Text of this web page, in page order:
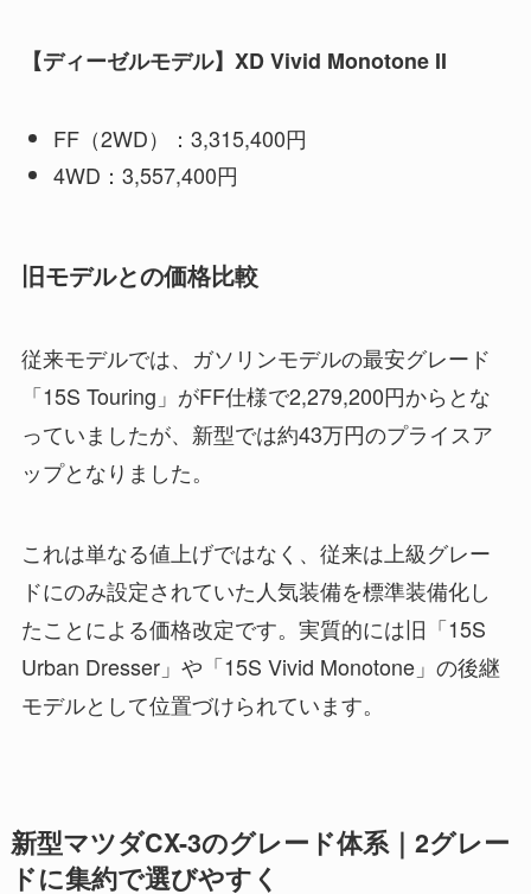
【ディーゼルモデル】XD Vivid Monotone II
FF（2WD）：3,315,400円
4WD：3,557,400円
旧モデルとの価格比較
従来モデルでは、ガソリンモデルの最安グレード
「15S Touring」がFF仕様で2,279,200円からとな
っていましたが、新型では約43万円のプライスア
ップとなりました。
これは単なる値上げではなく、従来は上級グレー
ドにのみ設定されていた人気装備を標準装備化し
たことによる価格改定です。実質的には旧「15S
Urban Dresser」や「15S Vivid Monotone」の後継
モデルとして位置づけられています。
新型マツダCX-3のグレード体系｜2グレー
ドに集約で選びやすく